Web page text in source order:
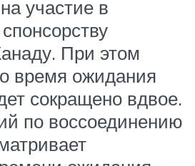
участие в
При этом
время ожидания
сокращено вдвое.
по воссоединению